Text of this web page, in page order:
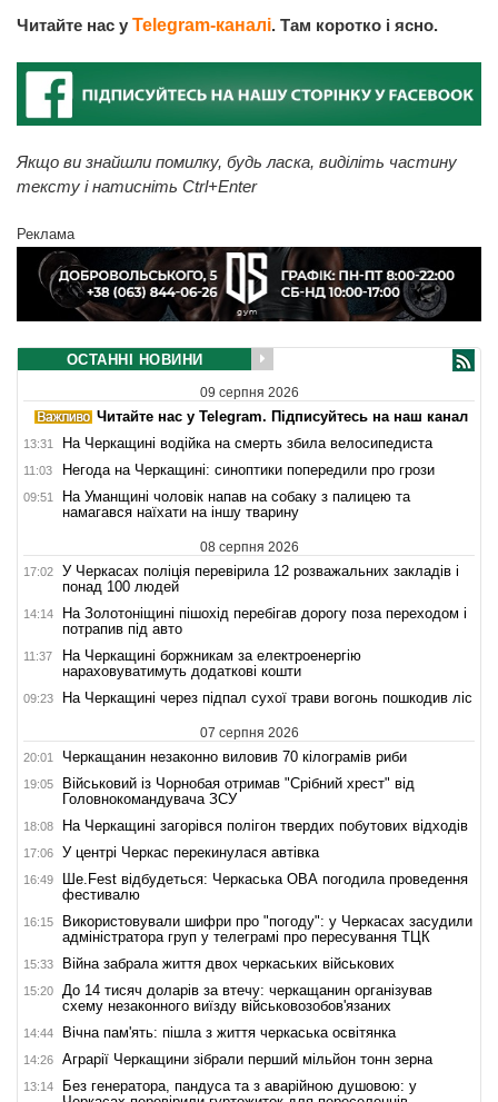
Читайте нас у Telegram-каналі. Там коротко і ясно.
Якщо ви знайшли помилку, будь ласка, виділіть частину
тексту і натисніть Ctrl+Enter
Реклама
ОСТАННІ НОВИНИ
09 серпня 2026
Читайте нас у Telegram. Підписуйтесь на наш канал
13:31 На Черкащині водійка на смерть збила велосипедиста
11:03 Негода на Черкащині: синоптики попередили про грози
09:51
На Уманщині чоловік напав на собаку з палицею та
намагався наїхати на іншу тварину
08 серпня 2026
17:02
У Черкасах поліція перевірила 12 розважальних закладів і
понад 100 людей
14:14
На Золотоніщині пішохід перебігав дорогу поза переходом і
потрапив під авто
11:37
На Черкащині боржникам за електроенергію
нараховуватимуть додаткові кошти
09:23 На Черкащині через підпал сухої трави вогонь пошкодив ліс
07 серпня 2026
20:01 Черкащанин незаконно виловив 70 кілограмів риби
19:05
Військовий із Чорнобая отримав "Срібний хрест" від
Головнокомандувача ЗСУ
18:08 На Черкащині загорівся полігон твердих побутових відходів
17:06 У центрі Черкас перекинулася автівка
16:49
Ше.Fest відбудеться: Черкаська ОВА погодила проведення
фестивалю
16:15
Використовували шифри про "погоду": у Черкасах засудили
адміністратора груп у телеграмі про пересування ТЦК
15:33 Війна забрала життя двох черкаських військових
15:20
До 14 тисяч доларів за втечу: черкащанин організував
схему незаконного виїзду військовозобов'язаних
14:44 Вічна пам'ять: пішла з життя черкаська освітянка
14:26 Аграрії Черкащини зібрали перший мільйон тонн зерна
13:14
Без генератора, пандуса та з аварійною душовою: у